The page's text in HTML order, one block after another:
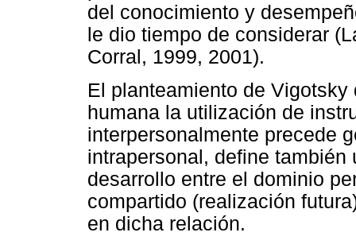
del conocimiento y
le dio tiempo de considerar
Corral, 1999, 2001).
El planteamiento de
humana la utilización de
interpersonalmente precede
intrapersonal, define
desarrollo entre el dominio
compartido (realización
en dicha relación.